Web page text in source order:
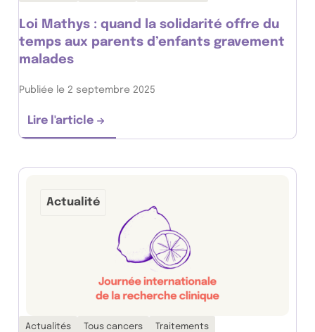
Loi Mathys : quand la solidarité offre du
temps aux parents d’enfants gravement
malades
Publiée le 2 septembre 2025
Lire l'article
Loi Mathys : quand la solidarité offre du
Actualité
Thématiques associées :
Actualités Tous cancers Traitements